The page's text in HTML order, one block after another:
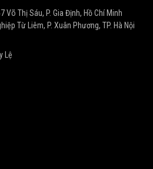
Võ Thị Sáu, P. Gia Định, Hồ Chí Minh
Từ Liêm, P. Xuân Phương, TP. Hà Nội
Lệ